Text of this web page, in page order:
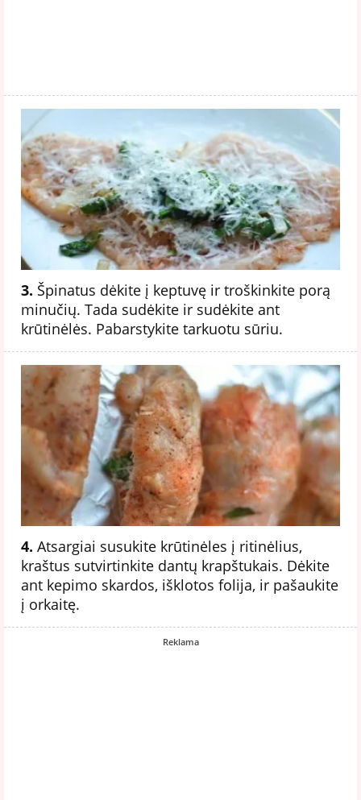
3. Špinatus dėkite į keptuvę ir troškinkite porą
minučių. Tada sudėkite ir sudėkite ant
krūtinėlės. Pabarstykite tarkuotu sūriu.
4. Atsargiai susukite krūtinėles į ritinėlius,
kraštus sutvirtinkite dantų krapštukais. Dėkite
ant kepimo skardos, išklotos folija, ir pašaukite
į orkaitę.
Reklama